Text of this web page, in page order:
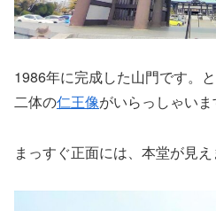
1986年に完成した山門です。
二体の仁王像がいらっしゃいま
まっすぐ正面には、本堂が見え